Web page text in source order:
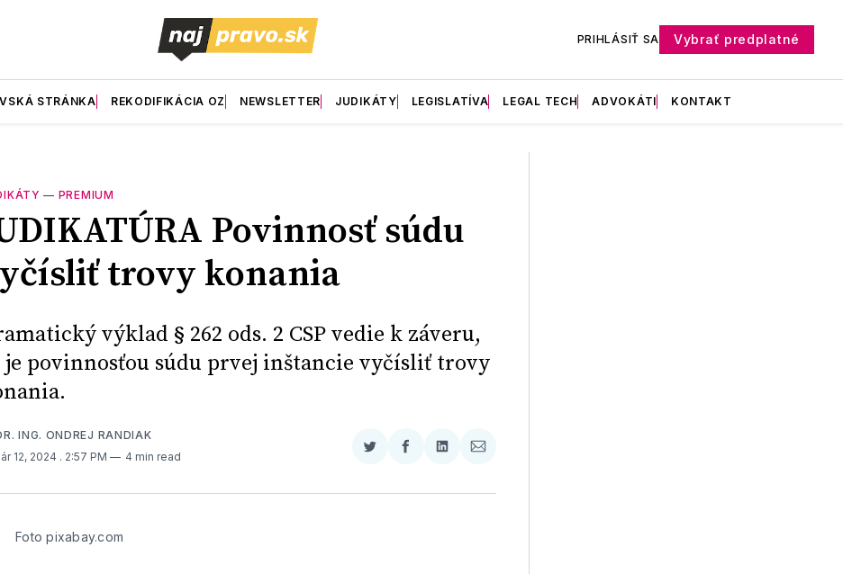
PRIHLÁSIŤ SA Vybrať predplatné
STRÁNKA REKODIFIKÁCIA OZ NEWSLETTER JUDIKÁTY LEGISLATÍVA LEGAL TECH ADVOKÁTI KONTAKT
— PREMIUM
Povinnosť súdu
trovy konania
výklad § 262 ods. 2 CSP vedie k záveru,
je povinnosťou súdu prvej inštancie vyčísliť trovy
ING. ONDREJ RANDIAK
12, 2024 . 2:57 PM 4 min read
Zdieľať
Twitter
Zdieľať
Facebooku
Zdieľať
LinkedIne
Zdieľať
E-
Foto pixabay.com